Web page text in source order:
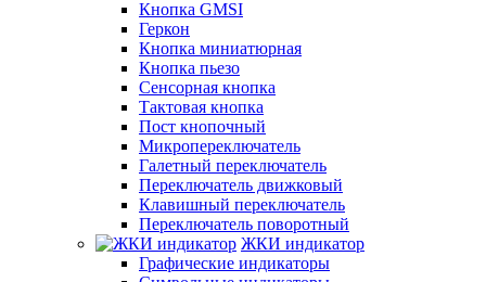
Кнопка GMSI
Геркон
Кнопка миниатюрная
Кнопка пьезо
Сенсорная кнопка
Тактовая кнопка
Пост кнопочный
Микропереключатель
Галетный переключатель
Переключатель движковый
Клавишный переключатель
Переключатель поворотный
ЖКИ индикатор
Графические индикаторы